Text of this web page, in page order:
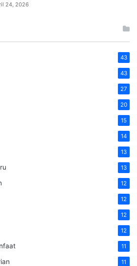
24, 2026
43
43
27
20
15
14
13
13
12
12
12
12
11
11